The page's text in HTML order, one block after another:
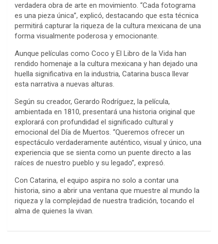
verdadera obra de arte en movimiento. “Cada fotograma
es una pieza única”, explicó, destacando que esta técnica
permitirá capturar la riqueza de la cultura mexicana de una
forma visualmente poderosa y emocionante.
Aunque películas como Coco y El Libro de la Vida han
rendido homenaje a la cultura mexicana y han dejado una
huella significativa en la industria, Catarina busca llevar
esta narrativa a nuevas alturas.
Según su creador, Gerardo Rodríguez, la película,
ambientada en 1810, presentará una historia original que
explorará con profundidad el significado cultural y
emocional del Día de Muertos. “Queremos ofrecer un
espectáculo verdaderamente auténtico, visual y único, una
experiencia que se sienta como un puente directo a las
raíces de nuestro pueblo y su legado”, expresó.
Con Catarina, el equipo aspira no solo a contar una
historia, sino a abrir una ventana que muestre al mundo la
riqueza y la complejidad de nuestra tradición, tocando el
alma de quienes la vivan.